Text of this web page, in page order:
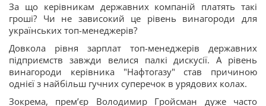
За що керівникам державних компаній платять такі
гроші? Чи не зависокий це рівень винагороди для
українських топ-менеджерів?
Довкола рівня зарплат топ-менеджерів державних
підприємств завжди велися палкі дискусії. А рівень
винагороди керівника "Нафтогазу" став причиною
однієї з найбільш гучних суперечок в урядових колах.
Зокрема, прем’єр Володимир Гройсман дуже часто